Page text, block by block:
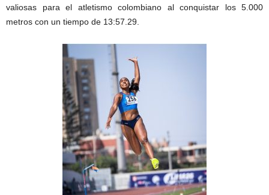
valiosas para el atletismo colombiano al conquistar los 5.000
metros con un tiempo de 13:57.29.